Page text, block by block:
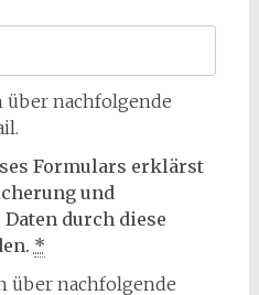
nachfolgende
Formulars erklärst
und
durch diese
*
über nachfolgende